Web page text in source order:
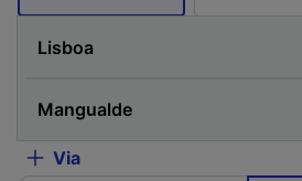
Via